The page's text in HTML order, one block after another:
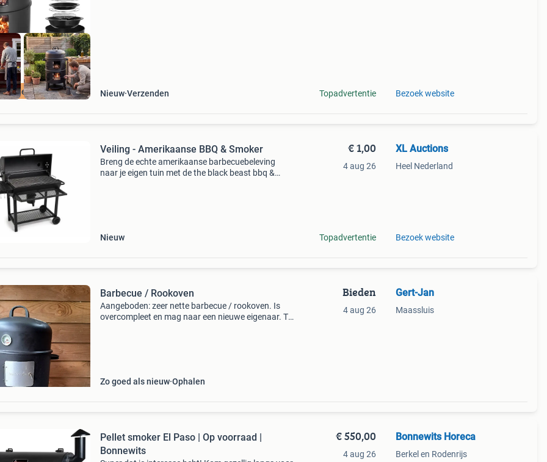
levering Nieuw Verzenden Topadvertentie Bezoek website
Veiling - Amerikaanse BBQ & Smoker
Breng de echte amerikaanse barbecuebeleving
naar je eigen tuin met de the black beast bbq &
Nieuw
€ 1,00
4 aug 26
Topadvertentie
XL Auctions
Heel Nederland
Bezoek website
Barbecue / Rookoven
Aangeboden: zeer nette barbecue / rookoven. Is
overcompleet en mag naar een nieuwe eigenaar. Te
Zo goed als nieuw Ophalen
Bieden
4 aug 26
Gert-Jan
Maassluis
Pellet smoker El Paso | Op voorraad |
Bonnewits
€ 550,00
4 aug 26
Bonnewits Horeca
Berkel en Rodenrijs